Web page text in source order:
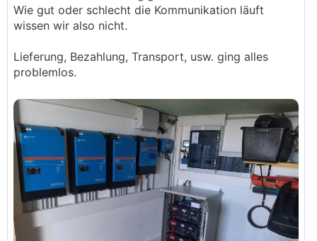
Wie gut oder schlecht die Kommunikation läuft
wissen wir also nicht.
Lieferung, Bezahlung, Transport, usw. ging alles
problemlos.